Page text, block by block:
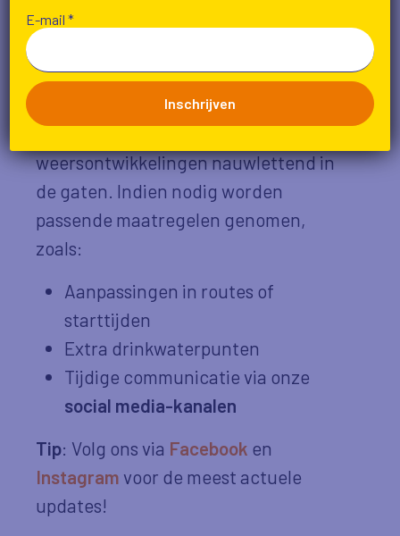
Wat doet de organisatie?
De organisatie van de
Wandeldriedaagse houdt de
weersontwikkelingen nauwlettend in
de gaten. Indien nodig worden
passende maatregelen genomen,
zoals:
Aanpassingen in routes of
starttijden
Extra drinkwaterpunten
Tijdige communicatie via onze
social media-kanalen
Tip: Volg ons via Facebook en
Instagram voor de meest actuele
updates!
E-mail*